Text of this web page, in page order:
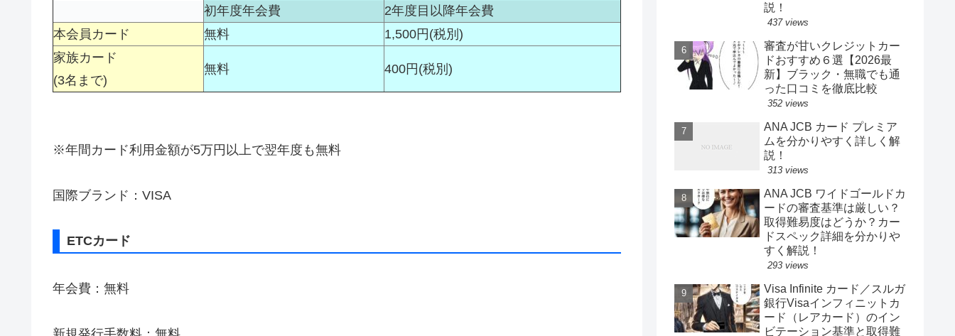
初年度年会費
2年度目以降年会費
本会員カード
無料
1,500円(税別)
家族カード
(3名まで)
無料 400円(税別)
※年間カード利用金額が5万円以上で翌年度も無料
国際ブランド：VISA
ETCカード
年会費：無料
説！
437 views
審査が甘いクレジットカー
ドおすすめ６選【2026最
新】ブラック・無職でも通
った口コミを徹底比較
352 views
ANA JCB カード プレミア
ムを分かりやすく詳しく解
説！
313 views
ANA JCB ワイドゴールドカ
ードの審査基準は厳しい？
取得難易度はどうか？カー
ドスペック詳細を分かりや
すく解説！
293 views
Visa Infinite カード／スルガ
銀行Visaインフィニットカ
ード（レアカード）のイン
ビテーション基準と取得難